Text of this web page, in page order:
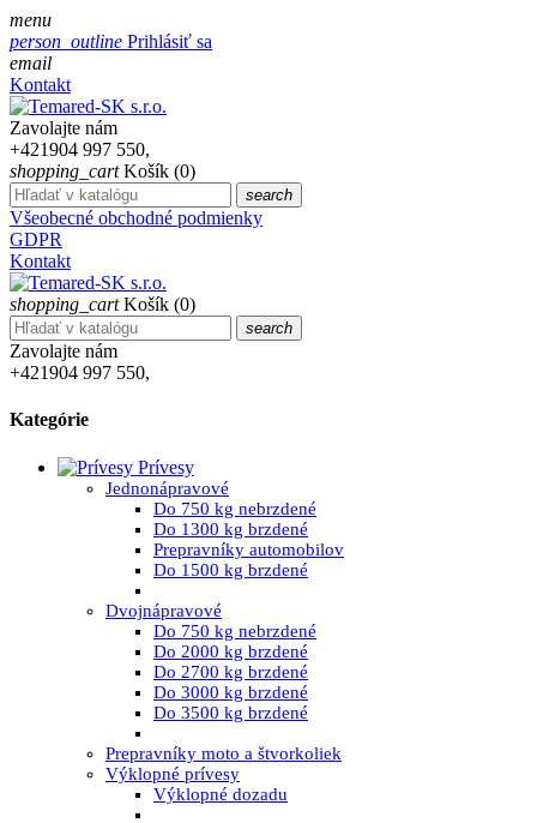
menu
person_outline Prihlásiť sa
email
Kontakt
Zavolajte nám
+421904 997 550,
shopping_cart Košík (0)
search
Všeobecné obchodné podmienky
GDPR
Kontakt
shopping_cart Košík (0)
search
Zavolajte nám
+421904 997 550,
Kategórie
Prívesy
Jednonápravové
Do 750 kg nebrzdené
Do 1300 kg brzdené
Prepravníky automobilov
Do 1500 kg brzdené
Dvojnápravové
Do 750 kg nebrzdené
Do 2000 kg brzdené
Do 2700 kg brzdené
Do 3000 kg brzdené
Do 3500 kg brzdené
Prepravníky moto a štvorkoliek
Výklopné prívesy
Výklopné dozadu